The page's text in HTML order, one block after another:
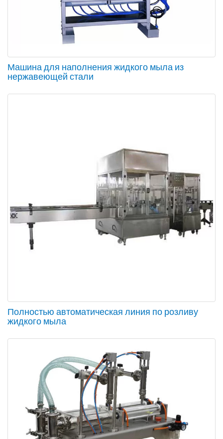
Машина для наполнения жидкого мыла из
нержавеющей стали
Полностью автоматическая линия по розливу
жидкого мыла